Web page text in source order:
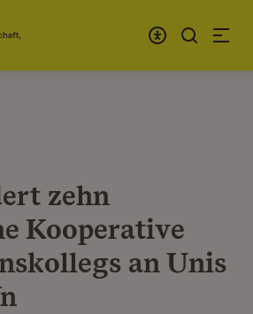
zehn
Kooperative
an Unis